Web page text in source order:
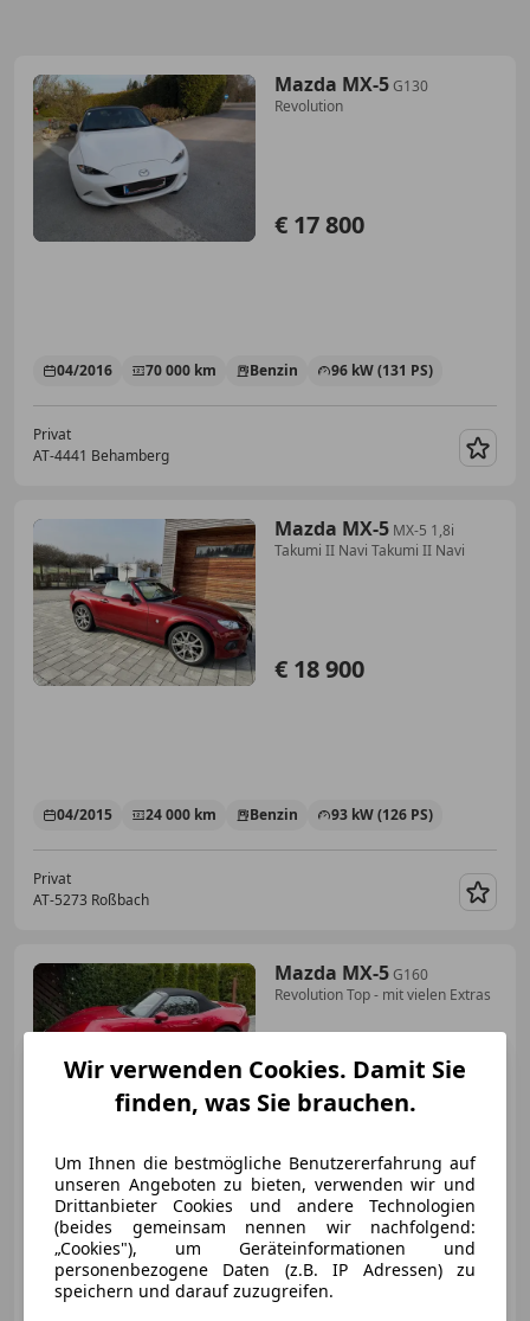
Mazda MX-5G130
Revolution
€ 17 800
04/2016 70 000 km Benzin 96 kW (131 PS)
Privat
AT-4441 Behamberg
Mazda MX-5 MX-5 1,8i
Takumi II Navi Takumi II Navi
€ 18 900
04/2015 24 000 km Benzin 93 kW (126 PS)
Privat
AT-5273 Roßbach
Mazda MX-5G160
Revolution Top - mit vielen Extras
€ 25 990
03/2017 54 000 km Benzin 118 kW (160 PS)
Privat
AT-9020 Klagenfurt am Wörthersee
Wir verwenden Cookies. Damit Sie
finden, was Sie brauchen.
Um Ihnen die bestmögliche Benutzererfahrung auf
unseren Angeboten zu bieten, verwenden wir und
Drittanbieter Cookies und andere Technologien
(beides gemeinsam nennen wir nachfolgend:
„Cookies"), um Geräteinformationen und
personenbezogene Daten (z.B. IP Adressen) zu
speichern und darauf zuzugreifen.